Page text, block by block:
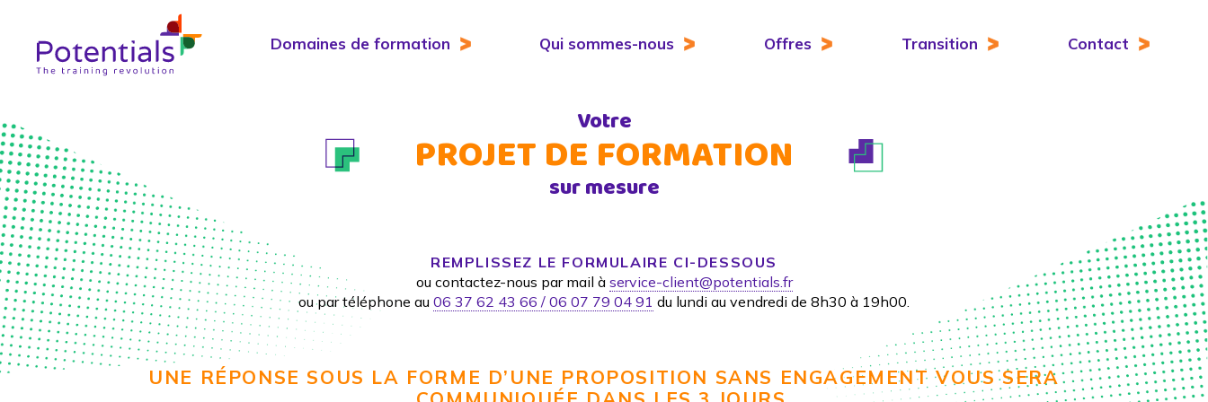
Domaines de formation Qui sommes-nous Offres Transition Contact
Votre
PROJET DE FORMATION
sur mesure
REMPLISSEZ LE FORMULAIRE CI-DESSOUS
ou contactez-nous par mail à service-client@potentials.fr
ou par téléphone au 06 37 62 43 66 / 06 07 79 04 91 du lundi au vendredi de 8h30 à 19h00.
UNE RÉPONSE SOUS LA FORME D’UNE PROPOSITION SANS ENGAGEMENT VOUS SERA